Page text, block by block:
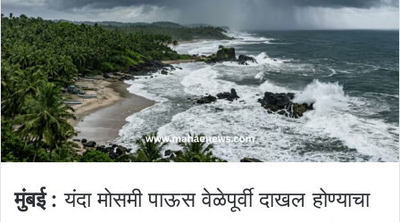
मुंबई : यंदा मोसमी पाऊस वेळेपूर्वी दाखल होण्याचा